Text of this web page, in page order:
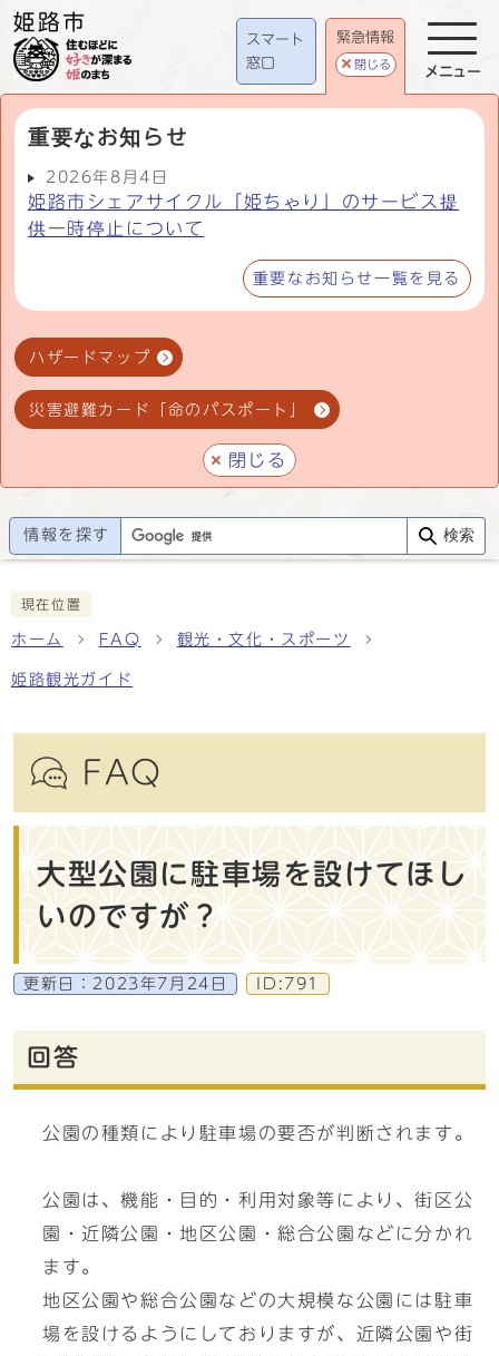
スマート
窓口
緊急情報
閉じる
重要なお知らせ
2026年8月4日
姫路市シェアサイクル「姫ちゃり」のサービス提
供一時停止について
重要なお知らせ一覧を見る
ハザードマップ
災害避難カード「命のパスポート」
閉じる
メニュー
情報を探す 検索
現在位置
ホーム FAQ 観光・文化・スポーツ
姫路観光ガイド
FAQ
大型公園に駐車場を設けてほし
いのですが？
更新日： 2023年7月24日 ID:791
回答
公園の種類により駐車場の要否が判断されます。
公園は、機能・目的・利用対象等により、街区公
園・近隣公園・地区公園・総合公園などに分かれ
ます。
地区公園や総合公園などの大規模な公園には駐車
場を設けるようにしておりますが、近隣公園や街